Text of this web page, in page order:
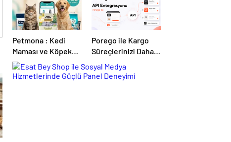
Petmona : Kedi
Maması ve Köpek
Maması İle Tüm
Evcil Hayvan
Porego ile Kargo
Süreçlerinizi Daha
Kolay Yönetin